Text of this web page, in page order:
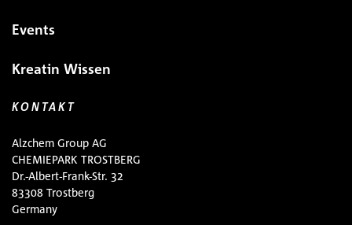
Events
Kreatin Wissen
KONTAKT
Alzchem Group AG
CHEMIEPARK TROSTBERG
Dr.-Albert-Frank-Str. 32
83308 Trostberg
Germany